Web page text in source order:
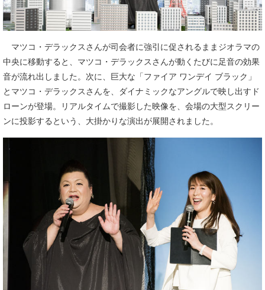
マツコ・デラックスさんが司会者に強引に促されるままジオラマの
中央に移動すると、マツコ・デラックスさんが動くたびに足音の効果
音が流れ出しました。次に、巨大な「ファイア ワンデイ ブラック」
とマツコ・デラックスさんを、ダイナミックなアングルで映し出すド
ローンが登場。リアルタイムで撮影した映像を、会場の大型スクリー
ンに投影するという、大掛かりな演出が展開されました。